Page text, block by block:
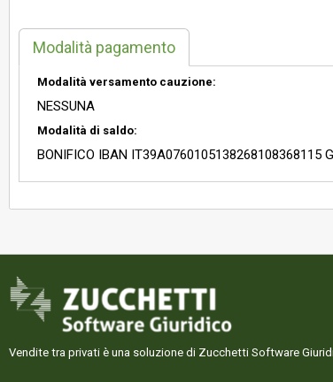
Modalità pagamento
Modalità versamento cauzione:
NESSUNA
Modalità di saldo:
BONIFICO IBAN IT39A0760105138268108368115
Vendite tra privati è una soluzione di Zucchetti Software